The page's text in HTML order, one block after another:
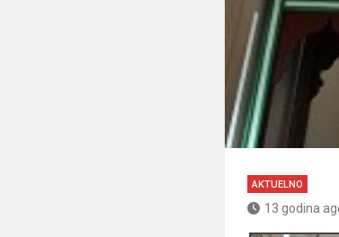
AKTUELNO
13 godina